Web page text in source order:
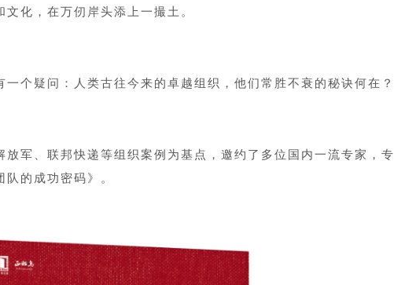
化，在万仞岸头添上一撮土。
个疑问：人类古往今来的卓越组织，他们常胜不衰的秘诀何在？
军、联邦快递等组织案例为基点，邀约了多位国内一流专家，专
的成功密码》。